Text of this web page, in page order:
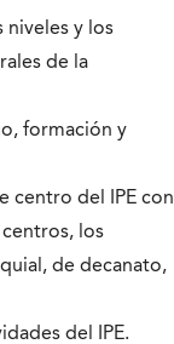
niveles y los
de la
formación y
centro del IPE con
los
de decanato,
del IPE.